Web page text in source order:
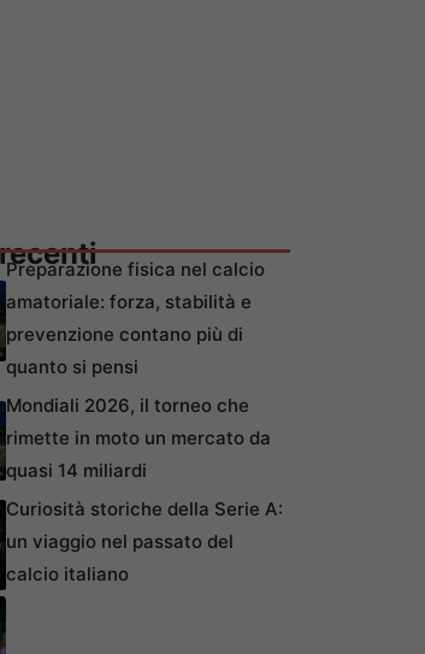
Preparazione fisica nel calcio
amatoriale: forza, stabilità e
prevenzione contano più di
quanto si pensi
Mondiali 2026, il torneo che
rimette in moto un mercato da
quasi 14 miliardi
Curiosità storiche della Serie A:
un viaggio nel passato del
calcio italiano